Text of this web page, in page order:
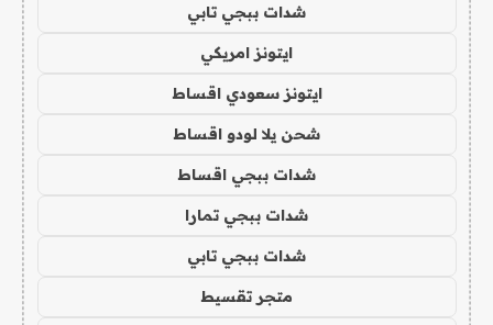
شدات ببجي تابي
ايتونز امريكي
ايتونز سعودي اقساط
شحن يلا لودو اقساط
شدات ببجي اقساط
شدات ببجي تمارا
شدات ببجي تابي
متجر تقسيط